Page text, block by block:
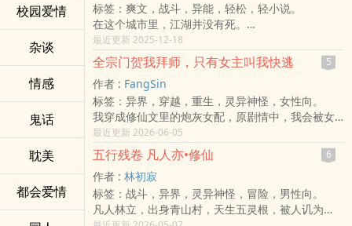
校园爱情
杂谈
情感
鬼话
耽美
都会爱情
标签：爽文，战斗，异能，轻松，轻小说。
在这个城市里，江湖并没有死。
它只是换了个姿态，穿着西装、背着笔电，坐在会
议室里谈生死。
有时它出现在格斗比赛的直播间，有时藏在地铁里
一个老人平淡的呼吸间。
而传说——总是从误会开始的。
传说说，有个男人。
他没有门派、没有弟子，也没上过「宗师榜」。
他不收徒、不授艺、不接受采访。
只是每天早上开门、泡茶、扫地、关门。
但江湖里所有人都知道——
他曾经是最强的。
有人说他一眼看破生死；
最近更新 2025-12-18
全宗门贺我拜师，只有女主叫我快逃 5
作者 : FangSin
标签：异界，穿越，重生，灵异神怪，女性向。
我穿成修仙文里的炮灰女配，原剧情中，我会被女
主夺走灵根、剖出金丹，最后沦为她飞升路上的垫
脚石。
所以重来一世，我抢先一步拜入全宗门最强的寒微
真人门下，成了人人羡慕的亲传弟子。
那一日，宗门钟声响了三遍。
长老贺我，弟子羡我，连师尊都亲手将亲传玉牌递
最近更新 2026-06-05
五行残卷 凡人亦•修仙 6
作者 : 林初寂
标签：战斗，异界，灵异神怪，冒险，男性向。
凡人林立，出身青山村，天生五灵根，被人讥为